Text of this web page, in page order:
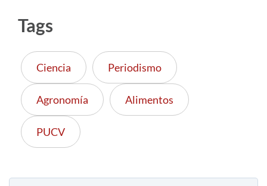
Tags
Ciencia Periodismo
Agronomía Alimentos
PUCV